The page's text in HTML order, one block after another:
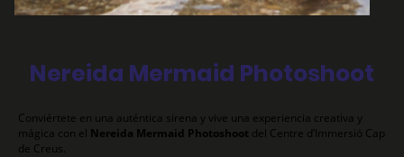
Nereida Mermaid Photoshoot
Conviértete en una auténtica sirena y vive una experiencia creativa y
mágica con el Nereida Mermaid Photoshoot del Centre d’Immersió Cap
de Creus.